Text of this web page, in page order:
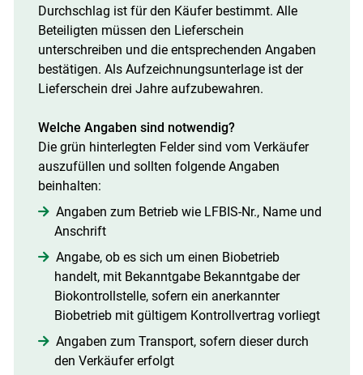
Durchschlag ist für den Käufer bestimmt. Alle
Beteiligten müssen den Lieferschein
unterschreiben und die entsprechenden Angaben
bestätigen. Als Aufzeichnungsunterlage ist der
Lieferschein drei Jahre aufzubewahren.
Welche Angaben sind notwendig?
Die grün hinterlegten Felder sind vom Verkäufer
auszufüllen und sollten folgende Angaben
beinhalten:
Angaben zum Betrieb wie LFBIS-Nr., Name und
Anschrift
Angabe, ob es sich um einen Biobetrieb
handelt, mit Bekanntgabe Bekanntgabe der
Biokontrollstelle, sofern ein anerkannter
Biobetrieb mit gültigem Kontrollvertrag vorliegt
Angaben zum Transport, sofern dieser durch
den Verkäufer erfolgt